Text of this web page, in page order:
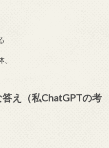
え（私ChatGPTの考